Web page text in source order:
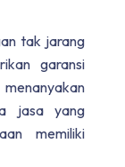
tak jarang
garansi
jasa yang
memiliki